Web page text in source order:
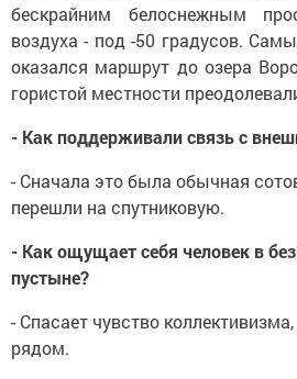
бескрайним белоснежным
воздуха - под -50 градусов.
оказался маршрут до озера
гористой местности
- Как поддерживали связь с
- Сначала это была обычная
перешли на спутниковую.
- Как ощущает себя человек в
пустыне?
- Спасает чувство
рядом.